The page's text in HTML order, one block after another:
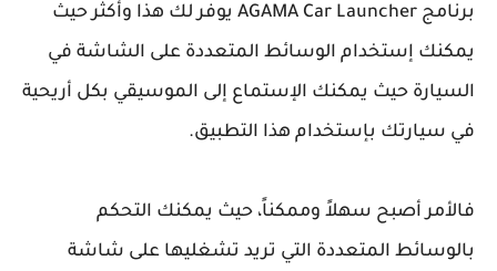
برنامج AGAMA Car Launcher يوفر لك هذا وأكثر حيث
يمكنك إستخدام الوسائط المتعددة على الشاشة في
السيارة حيث يمكنك الإستماع إلى الموسيقي بكل أريحية
في سيارتك بإستخدام هذا التطبيق.
فالأمر أصبح سهلاً وممكناً، حيث يمكنك التحكم
بالوسائط المتعددة التي تريد تشغليها على شاشة